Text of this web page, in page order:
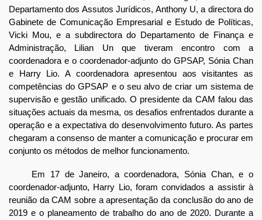
Departamento dos Assutos Jurídicos, Anthony U, a directora do
Gabinete de Comunicação Empresarial e Estudo de Políticas,
Vicki Mou, e a subdirectora do Departamento de Finança e
Administração, Lilian Un que tiveram encontro com a
coordenadora e o coordenador-adjunto do GPSAP, Sónia Chan
e Harry Lio. A coordenadora apresentou aos visitantes as
competências do GPSAP e o seu alvo de criar um sistema de
supervisão e gestão unificado. O presidente da CAM falou das
situações actuais da mesma, os desafios enfrentados durante a
operação e a expectativa do desenvolvimento futuro. As partes
chegaram a consenso de manter a comunicação e procurar em
conjunto os métodos de melhor funcionamento.
Em 17 de Janeiro, a coordenadora, Sónia Chan, e o
coordenador-adjunto, Harry Lio, foram convidados a assistir à
reunião da CAM sobre a apresentação da conclusão do ano de
2019 e o planeamento de trabalho do ano de 2020. Durante a